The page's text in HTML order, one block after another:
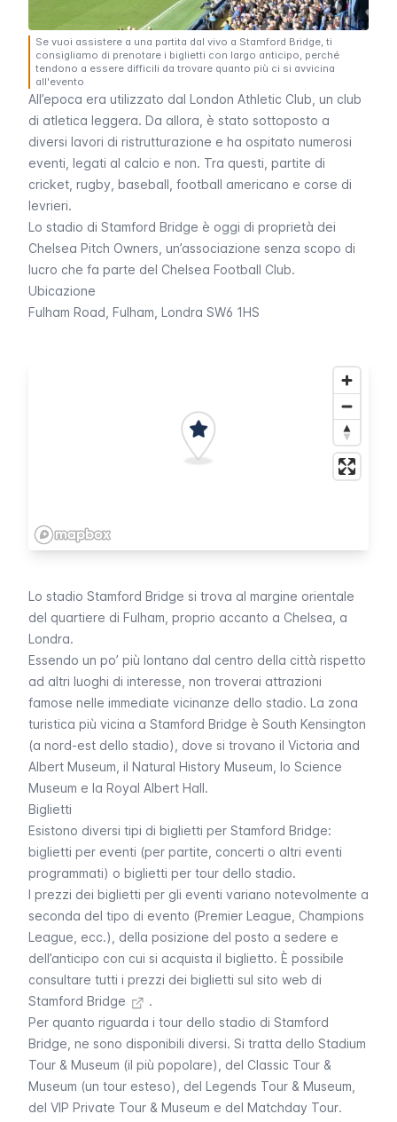
Se vuoi assistere a una partita dal vivo a Stamford Bridge, ti
consigliamo di prenotare i biglietti con largo anticipo, perché
tendono a essere difficili da trovare quanto più ci si avvicina
all'evento
All’epoca era utilizzato dal London Athletic Club , un club
di atletica leggera. Da allora, è stato sottoposto a
diversi lavori di ristrutturazione e ha ospitato numerosi
eventi, legati al calcio e non. Tra questi, partite di
cricket, rugby, baseball, football americano e corse di
levrieri.
Lo stadio di Stamford Bridge è oggi di proprietà dei
Chelsea Pitch Owners , un’associazione senza scopo di
lucro che fa parte del Chelsea Football Club.
Ubicazione
Fulham Road Fulham , Londra SW6 1HS
Lo stadio Stamford Bridge si trova al margine orientale
del quartiere di Fulham , proprio accanto a Chelsea , a
Londra.
Essendo un po’ più lontano dal centro della città rispetto
ad altri luoghi di interesse, non troverai attrazioni
famose nelle immediate vicinanze dello stadio. La zona
turistica più vicina a Stamford Bridge è South Kensington
(a nord-est dello stadio), dove si trovano il Victoria and
Albert Museum , il Natural History Museum , lo Science
Museum e la Royal Albert Hall.
Biglietti
Esistono diversi tipi di biglietti per Stamford Bridge:
biglietti per eventi (per partite, concerti o altri eventi
programmati) o biglietti per tour dello stadio.
I prezzi dei biglietti per gli eventi variano notevolmente a
seconda del tipo di evento (Premier League, Champions
League, ecc.), della posizione del posto a sedere e
dell’anticipo con cui si acquista il biglietto. È possibile
consultare tutti i prezzi dei biglietti sul sito web di
Stamford Bridge
.
Per quanto riguarda i tour dello stadio di Stamford
Bridge , ne sono disponibili diversi. Si tratta dello Stadium
Tour & Museum (il più popolare), del Classic Tour &
Museum (un tour esteso), del Legends Tour & Museum
del VIP Private Tour & Museum e del Matchday Tour.